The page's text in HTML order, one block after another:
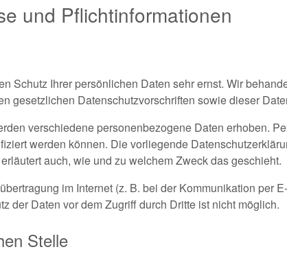
und Pflichtinformationen
Schutz Ihrer persönlichen Daten sehr ernst. Wir
gesetzlichen Datenschutzvorschriften sowie dieser
verschiedene personenbezogene Daten erhoben.
werden können. Die vorliegende
auch, wie und zu welchem Zweck das geschieht.
im Internet (z. B. bei der Kommunikation per
der Daten vor dem Zugriff durch Dritte ist nicht möglich.
Stelle